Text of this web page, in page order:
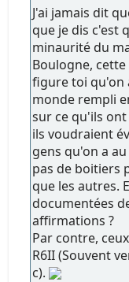
J'ai jamais dit
que je dis c'est
minaurité du
Boulogne,
figure toi qu'on
monde rempli
sur ce qu'ils
ils voudraient
gens qu'on a
pas de boitiers
que les autres.
documentées
affirmations ?
Par contre,
R6II (Souvent
c).